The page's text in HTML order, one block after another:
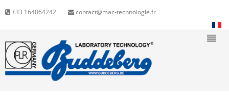
+33 164064242 contact@mac-technologie.fr